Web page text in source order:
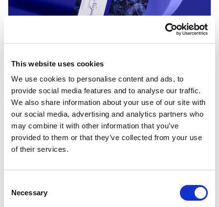
This website uses cookies
We use cookies to personalise content and ads, to
provide social media features and to analyse our traffic.
We also share information about your use of our site with
our social media, advertising and analytics partners who
may combine it with other information that you’ve
provided to them or that they’ve collected from your use
of their services.
Selection
Necessary
Dostępne formaty
wizytówek
Do wyboru masz dwa rozmiary: 90 × 50
oraz 85 × 55. Oba dobrze sprawdzają się w
użyciu — różnią się proporcjami, więc